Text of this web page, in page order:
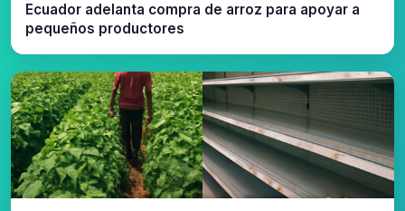
Ecuador adelanta compra de arroz para apoyar a
pequeños productores